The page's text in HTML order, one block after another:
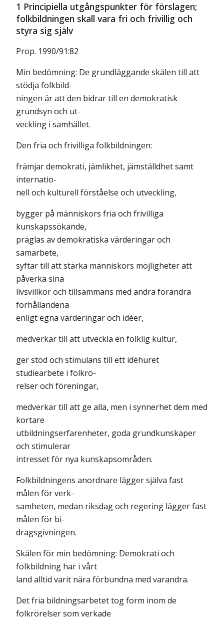
1 Principiella utgångspunkter för förslagen;
folkbildningen skall vara fri och frivillig och
styra sig själv
Prop. 1990/91:82
Min bedömning: De grundläggande skälen till att
stödja folkbild-
ningen är att den bidrar till en demokratisk
grundsyn och ut-
veckling i samhället.
Den fria och frivilliga folkbildningen:
främjar demokrati, jämlikhet, jämställdhet samt
internatio-
nell och kulturell förståelse och utveckling,
bygger på människors fria och frivilliga
kunskapssökande,
präglas av demokratiska värderingar och
samarbete,
syftar till att stärka människors möjligheter att
påverka sina
livsvillkor och tillsammans med andra förändra
förhållandena
enligt egna värderingar och idéer,
medverkar till att utveckla en folklig kultur,
ger stöd och stimulans till ett idéhuret
studiearbete i folkrö-
relser och föreningar,
medverkar till att ge alla, men i synnerhet dem med
kortare
utbildningserfarenheter, goda grundkunskaper
och stimulerar
intresset för nya kunskapsområden.
Folkbildningens anordnare lägger själva fast
målen för verk-
samheten, medan riksdag och regering lägger fast
målen för bi-
dragsgivningen.
Skälen för min bedömning: Demokrati och
folkbildning har i vårt
land alltid varit nära förbundna med varandra.
Det fria bildningsarbetet tog form inom de
folkrörelser som verkade